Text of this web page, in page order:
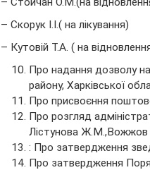
– Скорук І.І.( на лікування)
– Кутовій Т.А. ( на
Про надання дозволу
району, Харківської
Про присвоєння
Про розгляд
Лістунова Ж.М.,Вожжов
: Про затвердження
Про затвердження